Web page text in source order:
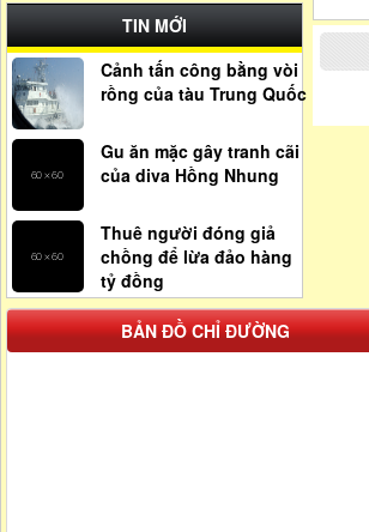
TIN MỚI
Cảnh tấn công bằng vòi
rồng của tàu Trung Quốc
Gu ăn mặc gây tranh cãi
của diva Hồng Nhung
Thuê người đóng giả
chồng để lừa đảo hàng
tỷ đồng
BẢN ĐỒ CHỈ ĐƯỜNG